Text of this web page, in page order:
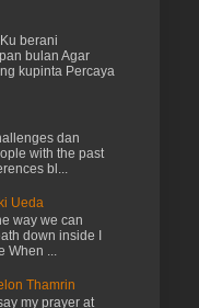
berani
bulan Agar
kupinta Percaya
dan
with the past
bl...
Ueda
way we can
down inside I
When ...
Thamrin
my prayer at